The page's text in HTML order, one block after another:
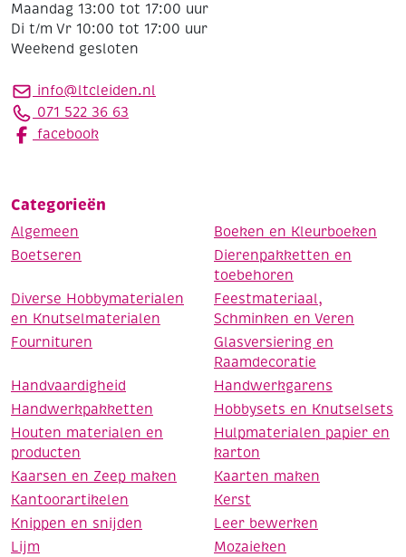
Maandag 13:00 tot 17:00 uur
Di t/m Vr 10:00 tot 17:00 uur
Weekend gesloten
info@ltcleiden.nl
071 522 36 63
facebook
Categorieën
Algemeen
Boeken en Kleurboeken
Boetseren
Dierenpakketten en
toebehoren
Diverse Hobbymaterialen
en Knutselmaterialen
Feestmateriaal,
Schminken en Veren
Fournituren
Glasversiering en
Raamdecoratie
Handvaardigheid
Handwerkgarens
Handwerkpakketten
Hobbysets en Knutselsets
Houten materialen en
producten
Hulpmaterialen papier en
karton
Kaarsen en Zeep maken
Kaarten maken
Kantoorartikelen
Kerst
Knippen en snijden
Leer bewerken
Lijm
Mozaieken